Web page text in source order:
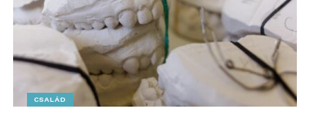
CSALÁD